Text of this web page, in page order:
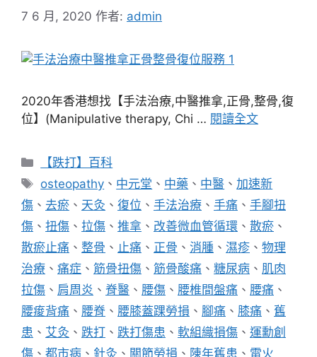
7 6 月, 2020 作者: admin
2020年香港想找【手法治療,中醫推拿,正骨,整骨,復
位】(Manipulative therapy, Chi … 閱讀全文
分
【跌打】百科
標
籤
osteopathy 、 中元堂 、 中藥 、 中醫 、加速新
傷 、 去瘀 、 天灸 、 復位 、 手法治療 、 手痛 、 手腳扭
傷 、 扭傷 、 拉傷 、 推拿 、 改善微血管循環 、 散瘀 、
散瘀止痛 、 整骨 、 止痛 、 正骨 、 消腫 、 濕疹 、 物理
治療 、 痛症 、 筋骨扭傷 、 筋骨酸痛 、 糖尿病 、 肌肉
拉傷 、 肩周炎 、 脊醫 、 腰傷 、 腰椎間盤痛 、 腰痛 、
腰痠背痛 、 腰脊 、 腰膝蓋踝勞損 、 腳痛 、 膝痛 、 舊
患 、 艾灸 、 跌打 、 跌打傷患 、 軟組織損傷 、 運勳創
傷 、 都市病 、 針灸 、 關節勞損 、 陳年舊患 、 雷火